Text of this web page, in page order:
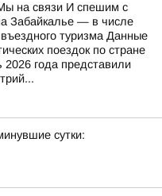
на связи И спешим с
Забайкалье — в числе
туризма Данные
поездок по стране
года представили
сутки: